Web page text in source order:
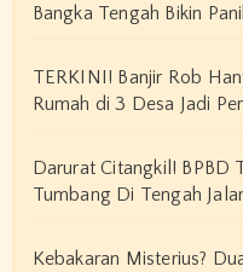
Bangka Tengah Bikin
TERKINI! Banjir Rob
Rumah di 3 Desa Jadi
Darurat Citangkil! BPBD
Tumbang Di Tengah
Kebakaran Misterius?